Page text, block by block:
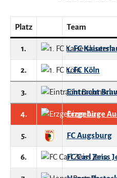
Platz Team
1. 1. FC
2. 1. FC Köln
3. Eintracht
4. Erzgebirge
5. FC Augsburg
6. FC Carl Zeiss